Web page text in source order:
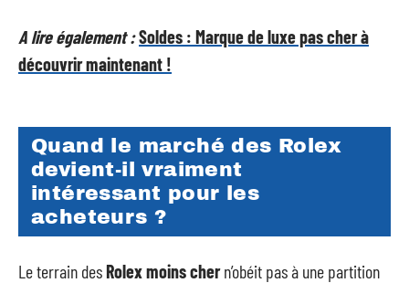
A lire également :Soldes : Marque de luxe pas cher à
découvrir maintenant !
Quand le marché des Rolex
devient-il vraiment
intéressant pour les
acheteurs ?
Le terrain desRolex moins chern’obéit pas à une partition